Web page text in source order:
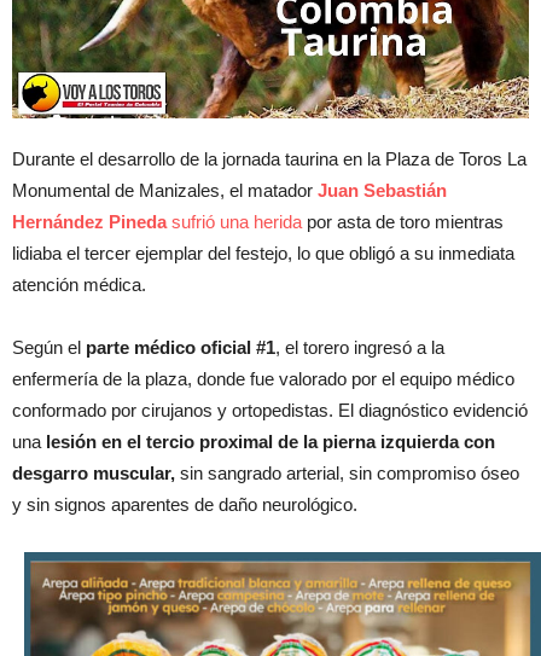
Durante el desarrollo de la jornada taurina en la Plaza de Toros La
Monumental de Manizales, el matador Juan Sebastián
Hernández Pinedasufrió una herida por asta de toro mientras
lidiaba el tercer ejemplar del festejo, lo que obligó a su inmediata
atención médica.
Según el parte médico oficial #1, el torero ingresó a la
enfermería de la plaza, donde fue valorado por el equipo médico
conformado por cirujanos y ortopedistas. El diagnóstico evidenció
una lesión en el tercio proximal de la pierna izquierda con
desgarro muscular, sin sangrado arterial, sin compromiso óseo
y sin signos aparentes de daño neurológico.